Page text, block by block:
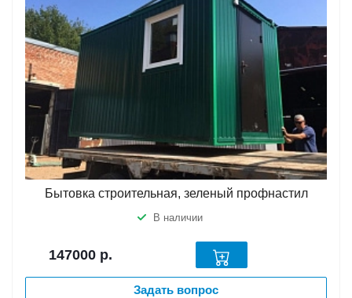
Бытовка строительная, зеленый профнастил
В наличии
147000 р.
Задать вопрос